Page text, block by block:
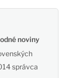
noviny
správca